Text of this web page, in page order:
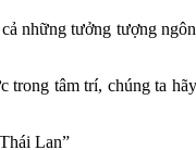
những tưởng tượng
trong tâm trí, chúng ta
Lan”